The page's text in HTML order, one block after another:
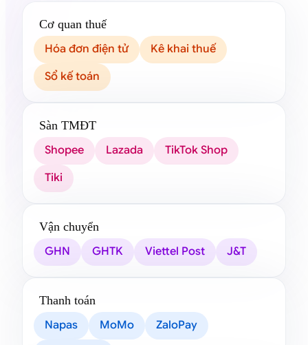
Cơ quan thuế
Hóa đơn điện tử
Kê khai thuế
Sổ kế toán
Sàn TMĐT
Shopee
Lazada
TikTok Shop
Tiki
Vận chuyển
GHN
GHTK Viettel Post J&T
Thanh toán
Napas
MoMo
ZaloPay